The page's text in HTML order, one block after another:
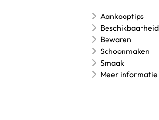
Aankooptips
Beschikbaarheid
Bewaren
Schoonmaken
Smaak
Meer informatie